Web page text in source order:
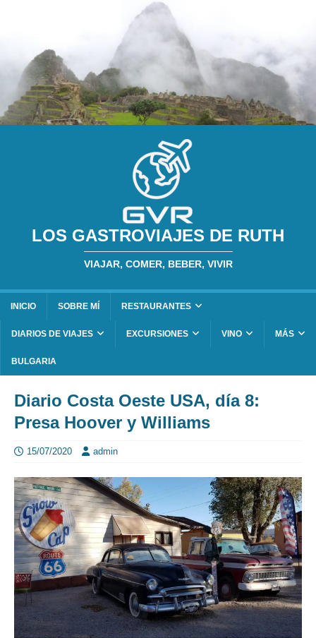
LOS GASTROVIAJES DE RUTH
VIAJAR, COMER, BEBER, VIVIR
INICIO SOBRE MÍ RESTAURANTES
DIARIOS DE VIAJES EXCURSIONES VINO MÁS
BULGARIA
Diario Costa Oeste USA, día 8:
Presa Hoover y Williams
15/07/2020 admin